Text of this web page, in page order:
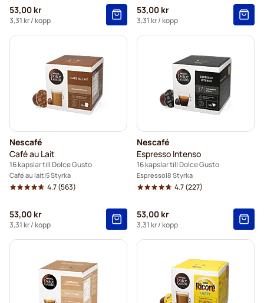
53,00 kr
3,31 kr/ kopp
53,00 kr
3,31 kr/ kopp
Nescafé
Café au Lait
16 kapslar till Dolce Gusto
Café au lait 5 Styrka
4.7(563)
53,00 kr
3,31 kr/ kopp
Nescafé
Espresso Intenso
16 kapslar till Dolce Gusto
Espresso 8 Styrka
4.7(227)
53,00 kr
3,31 kr/ kopp